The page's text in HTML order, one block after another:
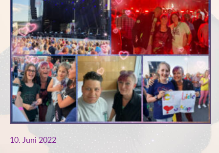
10. Juni 2022